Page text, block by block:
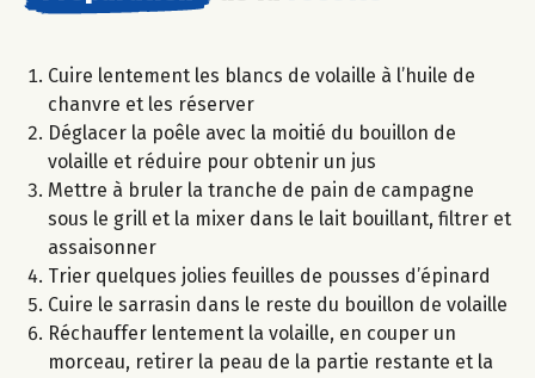
Cuire lentement les blancs de volaille à l’huile de
chanvre et les réserver
Déglacer la poêle avec la moitié du bouillon de
volaille et réduire pour obtenir un jus
Mettre à bruler la tranche de pain de campagne
sous le grill et la mixer dans le lait bouillant, filtrer et
assaisonner
Trier quelques jolies feuilles de pousses d’épinard
Cuire le sarrasin dans le reste du bouillon de volaille
Réchauffer lentement la volaille, en couper un
morceau, retirer la peau de la partie restante et la